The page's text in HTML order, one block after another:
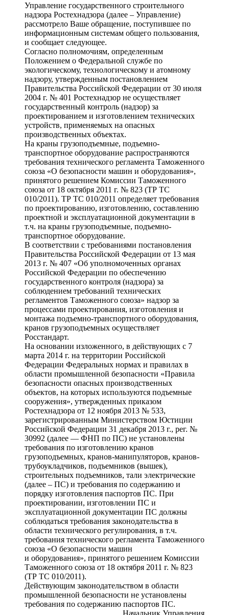
Управление государственного строительного
надзора Ростехнадзора (далее – Управление)
рассмотрело Ваше обращение, поступившее по
информационным системам общего пользования,
и сообщает следующее.
Согласно полномочиям, определенным
Положением о Федеральной службе по
экологическому, технологическому и атомному
надзору, утвержденным постановлением
Правительства Российской Федерации от 30 июля
2004 г. № 401 Ростехнадзор не осуществляет
государственный контроль (надзор) за
проектированием и изготовлением технических
устройств, применяемых на опасных
производственных объектах.
На краны грузоподъемные, подъемно-
транспортное оборудование распространяются
требования технического регламента Таможенного
союза «О безопасности машин и оборудования»,
принятого решением Комиссии Таможенного
союза от 18 октября 2011 г. № 823 (ТР ТС
010/2011). ТР ТС 010/2011 определяет требования
по проектированию, изготовлению, составлению
проектной и эксплуатационной документации в
т.ч. на краны грузоподъемные, подъемно-
транспортное оборудование.
В соответствии с требованиями постановления
Правительства Российской Федерации от 13 мая
2013 г. № 407 «Об уполномоченных органах
Российской Федерации по обеспечению
государственного контроля (надзора) за
соблюдением требований технических
регламентов Таможенного союза» надзор за
процессами проектирования, изготовления и
монтажа подъемно-транспортного оборудования,
кранов грузоподъемных осуществляет
Росстандарт.
На основании изложенного, в действующих с 7
марта 2014 г. на территории Российской
Федерации Федеральных нормах и правилах в
области промышленной безопасности «Правила
безопасности опасных производственных
объектов, на которых используются подъемные
сооружения», утвержденных приказом
Ростехнадзора от 12 ноября 2013 № 533,
зарегистрированным Министерством Юстиции
Российской Федерации 31 декабря 2013 г., рег. №
30992 (далее — ФНП по ПС) не установлены
требования по изготовлению кранов
грузоподъемных, кранов-манипуляторов, кранов-
трубоукладчиков, подъемников (вышек),
строительных подъемников, тали электрические
(далее – ПС) и требования по содержанию и
порядку изготовления паспортов ПС. При
проектировании, изготовлении ПС и
эксплуатационной документации ПС должны
соблюдаться требования законодательства в
области технического регулирования, в т.ч.
требования технического регламента Таможенного
союза «О безопасности машин
и оборудования», принятого решением Комиссии
Таможенного союза от 18 октября 2011 г. № 823
(ТР ТС 010/2011).
Действующим законодательством в области
промышленной безопасности не установлены
требования по содержанию паспортов ПС.
Начальник Управления